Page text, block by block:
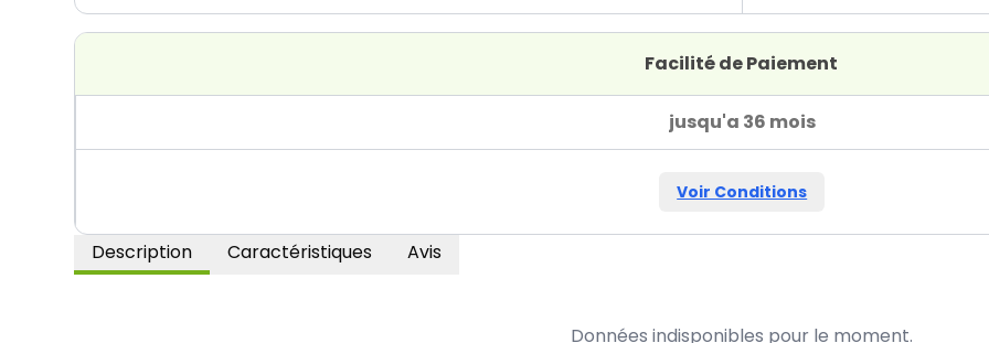
Facilité de Paiement
jusqu'a 36 mois
Voir Conditions
Description Caractéristiques Avis
Données indisponibles pour le moment.